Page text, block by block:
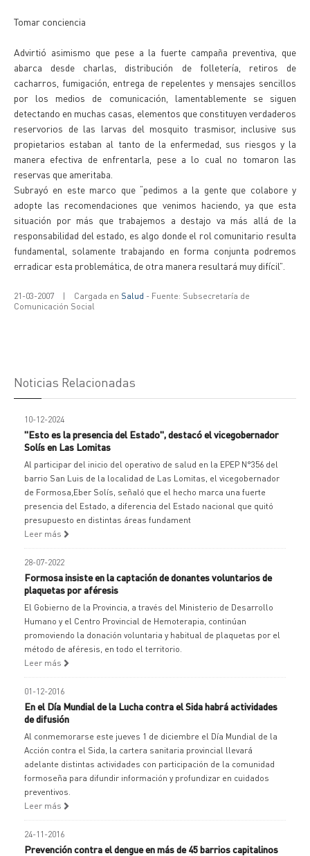
Tomar conciencia
Advirtió asimismo que pese a la fuerte campaña preventiva, que
abarca desde charlas, distribución de folletería, retiros de
cacharros, fumigación, entrega de repelentes y mensajes sencillos
por los medios de comunicación, lamentablemente se siguen
detectando en muchas casas, elementos que constituyen verdaderos
reservorios de las larvas del mosquito trasmisor, inclusive sus
propietarios estaban al tanto de la enfermedad, sus riesgos y la
manera efectiva de enfrentarla, pese a lo cual no tomaron las
reservas que ameritaba.
Subrayó en este marco que “pedimos a la gente que colabore y
adopte las recomendaciones que venimos haciendo, ya que esta
situación por más que trabajemos a destajo va más allá de la
responsabilidad del estado, es algo donde el rol comunitario resulta
fundamental, solamente trabajando en forma conjunta podremos
erradicar esta problemática, de otra manera resultará muy difícil”.
21-03-2007 | Cargada en Salud - Fuente: Subsecretaría de
Comunicación Social
Noticias Relacionadas
10-12-2024
"Esto es la presencia del Estado", destacó el vicegobernador
Solís en Las Lomitas
Al participar del inicio del operativo de salud en la EPEP N°356 del
barrio San Luis de la localidad de Las Lomitas, el vicegobernador
de Formosa,Eber Solís, señaló que el hecho marca una fuerte
presencia del Estado, a diferencia del Estado nacional que quitó
presupuesto en distintas áreas fundament
Leer más
28-07-2022
Formosa insiste en la captación de donantes voluntarios de
plaquetas por aféresis
El Gobierno de la Provincia, a través del Ministerio de Desarrollo
Humano y el Centro Provincial de Hemoterapia, continúan
promoviendo la donación voluntaria y habitual de plaquetas por el
método de aféresis, en todo el territorio.
Leer más
01-12-2016
En el Día Mundial de la Lucha contra el Sida habrá actividades
de difusión
Al conmemorarse este jueves 1 de diciembre el Día Mundial de la
Acción contra el Sida, la cartera sanitaria provincial llevará
adelante distintas actividades con participación de la comunidad
formoseña para difundir información y profundizar en cuidados
preventivos.
Leer más
24-11-2016
Prevención contra el dengue en más de 45 barrios capitalinos